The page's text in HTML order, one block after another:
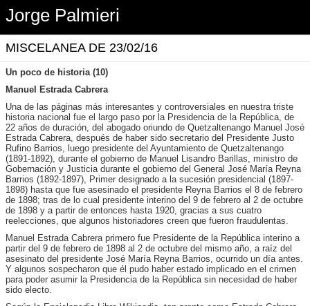
Jorge Palmieri
MISCELANEA DE 23/02/16
Un poco de historia (10)
Manuel Estrada Cabrera
Una de las páginas más interesantes y controversiales en nuestra triste
historia nacional fue el largo paso por la Presidencia de la República, de
22 años de duración, del abogado oriundo de Quetzaltenango Manuel José
Estrada Cabrera, después de haber sido secretario del Presidente Justo
Rufino Barrios, luego presidente del Ayuntamiento de Quetzaltenango
(1891-1892), durante el gobierno de Manuel Lisandro Barillas, ministro de
Gobernación y Justicia durante el gobierno del General José María Reyna
Barrios (1892-1897), Primer designado a la sucesión presidencial (1897-
1898) hasta que fue asesinado el presidente Reyna Barrios el 8 de febrero
de 1898; tras de lo cual presidente interino del 9 de febrero al 2 de octubre
de 1898 y a partir de entonces hasta 1920, gracias a sus cuatro
reelecciones, que algunos historiadores creen que fueron fraudulentas.
Manuel Estrada Cabrera primero fue Presidente de la República interino a
partir del 9 de febrero de 1898 al 2 de octubre del mismo año, a raíz del
asesinato del presidente José María Reyna Barrios, ocurrido un día antes.
Y algunos sospecharon que él pudo haber estado implicado en el crimen
para poder asumir la Presidencia de la República sin necesidad de haber
sido electo.